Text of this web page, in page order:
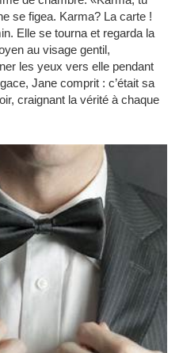
se figea. Karma? La carte !
Elle se tourna et regarda la
au visage gentil,
les yeux vers elle pendant
Jane comprit : c’était sa
craignant la vérité à chaque